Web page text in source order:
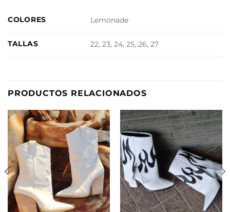
COLORES Lemonade
TALLAS 22, 23, 24, 25, 26, 27
PRODUCTOS RELACIONADOS